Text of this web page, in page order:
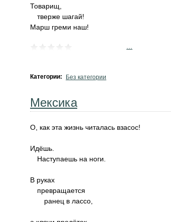
Товарищ,
тверже шагай!
Марш греми наш!
Категории: Без категории
Мексика
О, как эта жизнь читалась взасос!
Идёшь.
Наступаешь на ноги.
В руках
превращается
ранец в лассо,